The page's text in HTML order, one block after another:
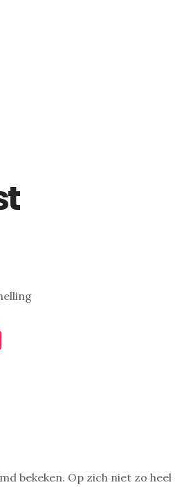
bekeken. Op zich niet zo heel